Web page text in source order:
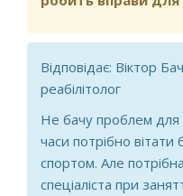
Відповідає: Віктор
реабілітолог
Не бачу проблем для
часи потрібно
спортом. Але
спеціаліста при